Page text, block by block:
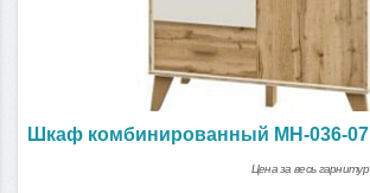
Шкаф комбинированный МН-036-07
Цена за весь гарнитур